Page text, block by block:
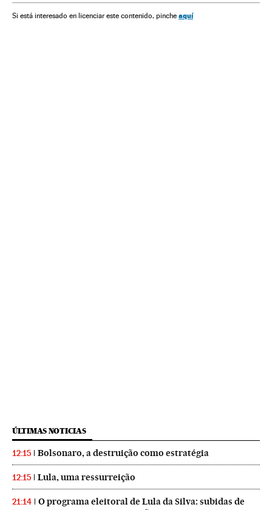
Si está interesado en licenciar este contenido, pinche aquí
ÚLTIMAS NOTICIAS
12:15 Bolsonaro, a destruição como estratégia
12:15 Lula, uma ressurreição
21:14
O programa eleitoral de Lula da Silva: subidas de